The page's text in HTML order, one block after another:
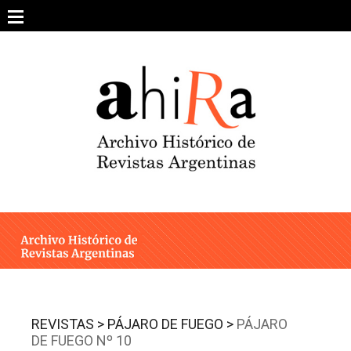
content
ARCHIVO DE REVISTAS
ESTUDIOS CRÍTICOS
INTEGRANTES
CONTACTO
REVISTAS > PÁJARO DE FUEGO > PÁJARO
DE FUEGO Nº 10